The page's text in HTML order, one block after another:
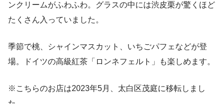
ンクリームがふわふわ。グラスの中には渋皮栗が驚くほど
たくさん入っていました。
季節で桃、シャインマスカット、いちごパフェなどが登
場。ドイツの高級紅茶「ロンネフェルト」も楽しめます。
※こちらのお店は2023年5月、太白区茂庭に移転しまし